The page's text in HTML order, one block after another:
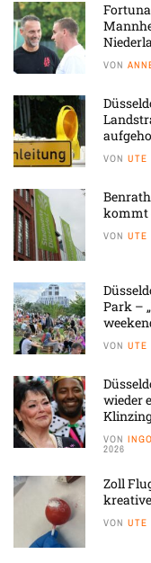
VON
VON UTE
kommt
VON UTE
Park –
VON UTE
wieder
VON
2026
Zoll
VON UTE